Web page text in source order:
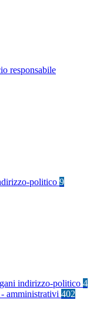
responsabile
politico 9
indirizzo-politico 4
amministrativi 402